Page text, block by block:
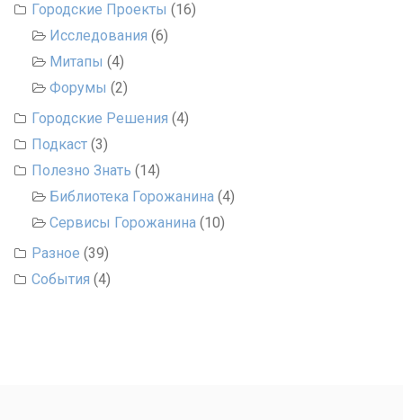
Городские Проекты (16)
Исследования (6)
Митапы (4)
Форумы (2)
Городские Решения (4)
Подкаст (3)
Полезно Знать (14)
Библиотека Горожанина (4)
Сервисы Горожанина (10)
Разное (39)
События (4)